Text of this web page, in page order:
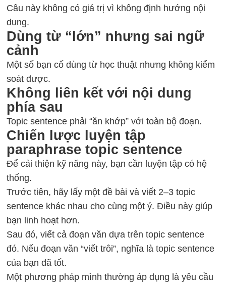
Câu này không có giá trị vì không định hướng nội
dung.
Dùng từ “lớn” nhưng sai ngữ
cảnh
Một số bạn cố dùng từ học thuật nhưng không kiểm
soát được.
Không liên kết với nội dung
phía sau
Topic sentence phải “ăn khớp” với toàn bộ đoạn.
Chiến lược luyện tập
paraphrase topic sentence
Để cải thiện kỹ năng này, bạn cần luyện tập có hệ
thống.
Trước tiên, hãy lấy một đề bài và viết 2–3 topic
sentence khác nhau cho cùng một ý. Điều này giúp
bạn linh hoạt hơn.
Sau đó, viết cả đoạn văn dựa trên topic sentence
đó. Nếu đoạn văn “viết trôi”, nghĩa là topic sentence
của bạn đã tốt.
Một phương pháp mình thường áp dụng là yêu cầu